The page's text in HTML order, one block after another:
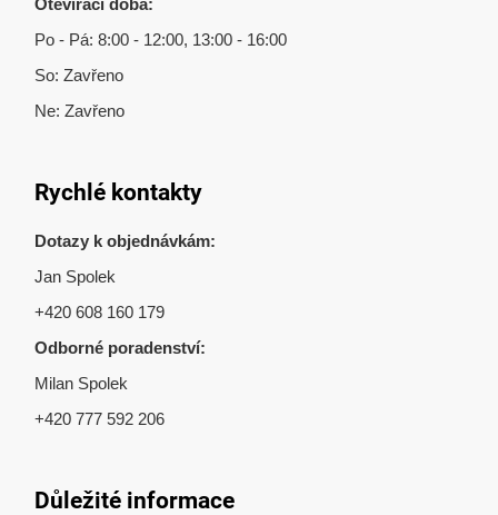
Otevírací doba:
Po - Pá: 8:00 - 12:00, 13:00 - 16:00
So: Zavřeno
Ne: Zavřeno
Rychlé kontakty
Dotazy k objednávkám:
Jan Spolek
+420 608 160 179
Odborné poradenství:
Milan Spolek
+420 777 592 206
Důležité informace